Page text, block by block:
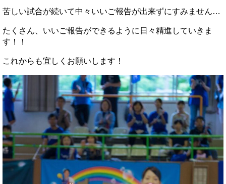
苦しい試合が続いて中々いいご報告が出来ずにすみません…
たくさん、いいご報告ができるように日々精進していきま
す！！
これからも宜しくお願いします！